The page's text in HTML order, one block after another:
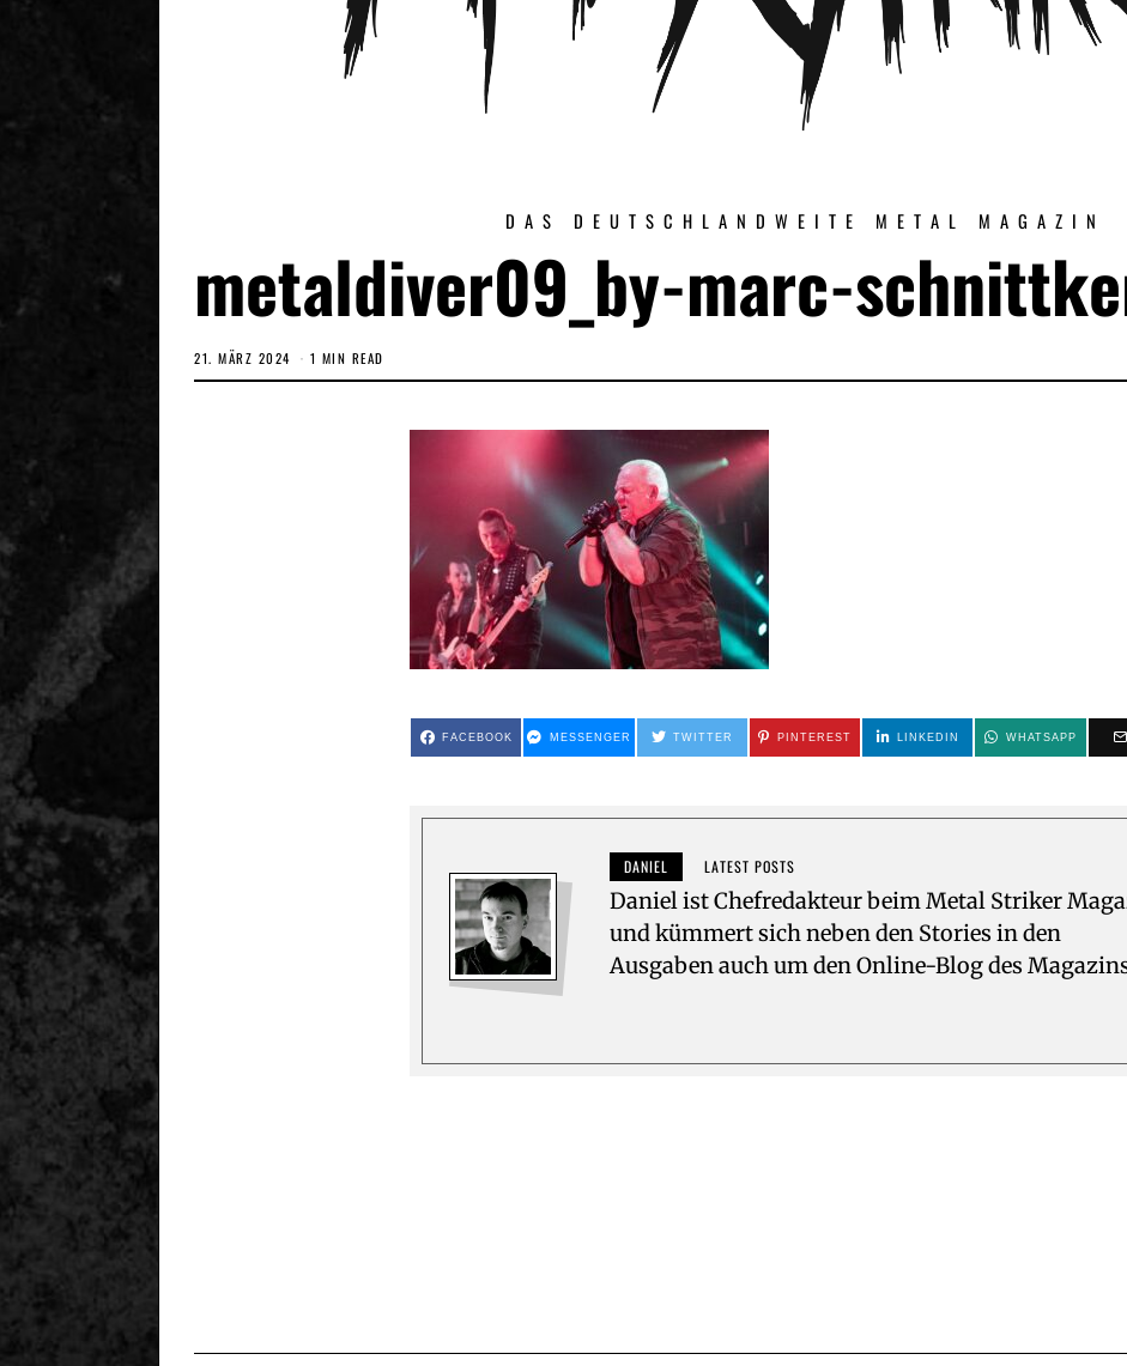
DAS DEUTSCHLANDWEITE METAL MAGAZIN
metaldiver09_by-marc-
21. MÄRZ 2024 1 MIN READ
FACEBOOK MESSENGER TWITTER PINTEREST LINKEDIN WHATSAPP
DANIEL LATEST POSTS
Daniel ist Chefredakteur beim Metal Striker
und kümmert sich neben den Stories in den
Ausgaben auch um den Online-Blog des